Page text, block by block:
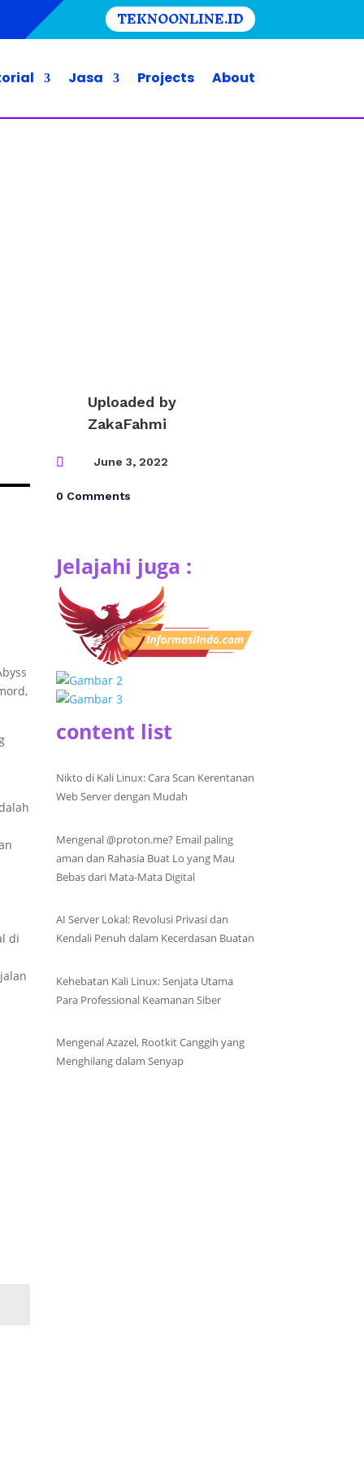
TEKNOONLINE.ID
Jasa Projects About
Uploaded by
ZakaFahmi
 June 3, 2022
0 Comments
di
Jelajahi juga :
content list
Nikto di Kali Linux: Cara Scan Kerentanan
Web Server dengan Mudah
Mengenal @proton.me? Email paling
aman dan Rahasia Buat Lo yang Mau
Bebas dari Mata-Mata Digital
AI Server Lokal: Revolusi Privasi dan
Kendali Penuh dalam Kecerdasan Buatan
Kehebatan Kali Linux: Senjata Utama
Para Professional Keamanan Siber
Mengenal Azazel, Rootkit Canggih yang
Menghilang dalam Senyap